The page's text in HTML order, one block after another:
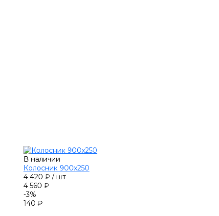
В наличии
Колосник 900х250
4 420 ₽ / шт
4 560 ₽
-3%
140 ₽